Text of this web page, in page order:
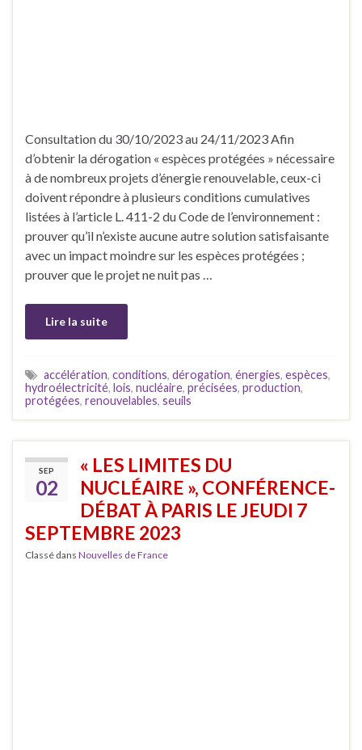
Consultation du 30/10/2023 au 24/11/2023 Afin
d’obtenir la dérogation « espèces protégées » nécessaire
à de nombreux projets d’énergie renouvelable, ceux-ci
doivent répondre à plusieurs conditions cumulatives
listées à l’article L. 411-2 du Code de l’environnement :
prouver qu’il n’existe aucune autre solution satisfaisante
avec un impact moindre sur les espèces protégées ;
prouver que le projet ne nuit pas …
Lire la suite
accélération, conditions, dérogation, énergies, espèces,
hydroélectricité, lois, nucléaire, précisées, production,
protégées, renouvelables, seuils
SEP
02
« LES LIMITES DU
NUCLÉAIRE », CONFÉRENCE-
DÉBAT À PARIS LE JEUDI 7
SEPTEMBRE 2023
Classé dans Nouvelles de France